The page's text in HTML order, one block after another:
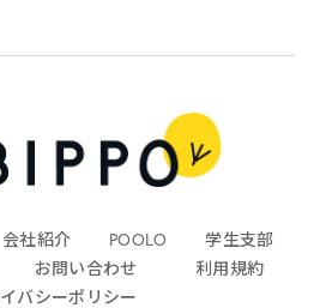
会社紹介 POOLO
学生支部
お問い合わせ
利用規約
バシーポリシー